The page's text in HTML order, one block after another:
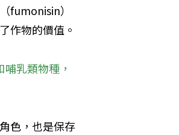
fumonisin）
作物的價值。
乳類物種，
色，也是保存